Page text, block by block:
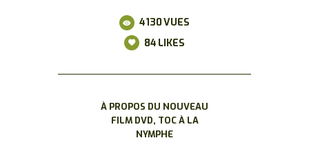
4130VUES
84 LIKES
À PROPOS DU NOUVEAU
FILM DVD, TOC À LA
NYMPHE